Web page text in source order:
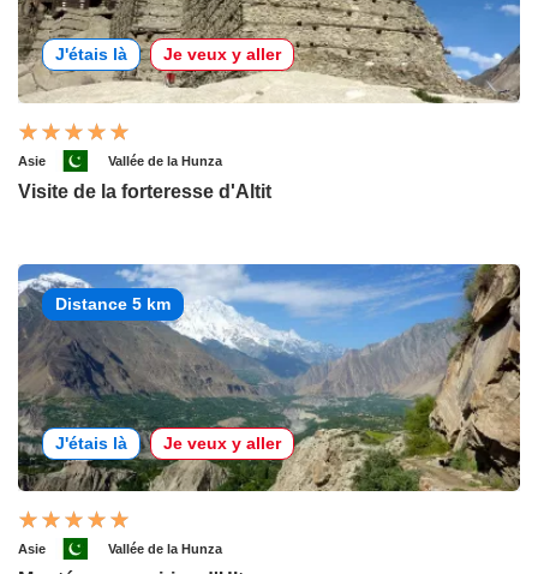
J'étais là Je veux y aller
Asie Vallée de la Hunza
Visite de la forteresse d'Altit
Distance 5 km
J'étais là Je veux y aller
Asie Vallée de la Hunza